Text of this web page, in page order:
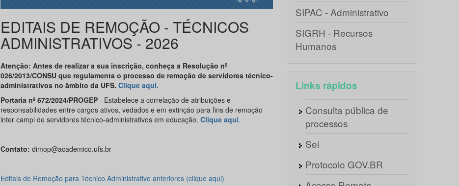
EDITAIS DE REMOÇÃO - TÉCNICOS
ADMINISTRATIVOS - 2026
Atenção: Antes de realizar a sua inscrição, conheça a Resolução nº
026/2013/CONSU que regulamenta o processo de remoção de servidores técnico-
administrativos no âmbito da UFS. Clique aqui.
Portaria nº 672/2024/PROGEP - Estabelece a correlação de atribuições e
responsabilidades entre cargos ativos, vedados e em extinção para fins de remoção
inter campi de servidores técnico-administrativos em educação. Clique aqui.
Contato: dimop@academico.ufs.br
Editais de Remoção para Técnico Administrativo anteriores (clique aqui)
SIPAC - Administrativo
SIGRH - Recursos
Humanos
Links rápidos
Consulta pública de
processos
Sei
Protocolo GOV.BR